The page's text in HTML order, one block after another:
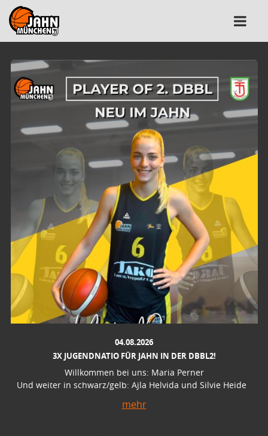
04.08.2026
3X JUGENDNATIO FÜR JAHN IN DER DBBL2!
Willkommen bei uns: Maria Perner
Und weiter in schwarz/gelb: Ajla Helvida und Silvie Heide
mehr